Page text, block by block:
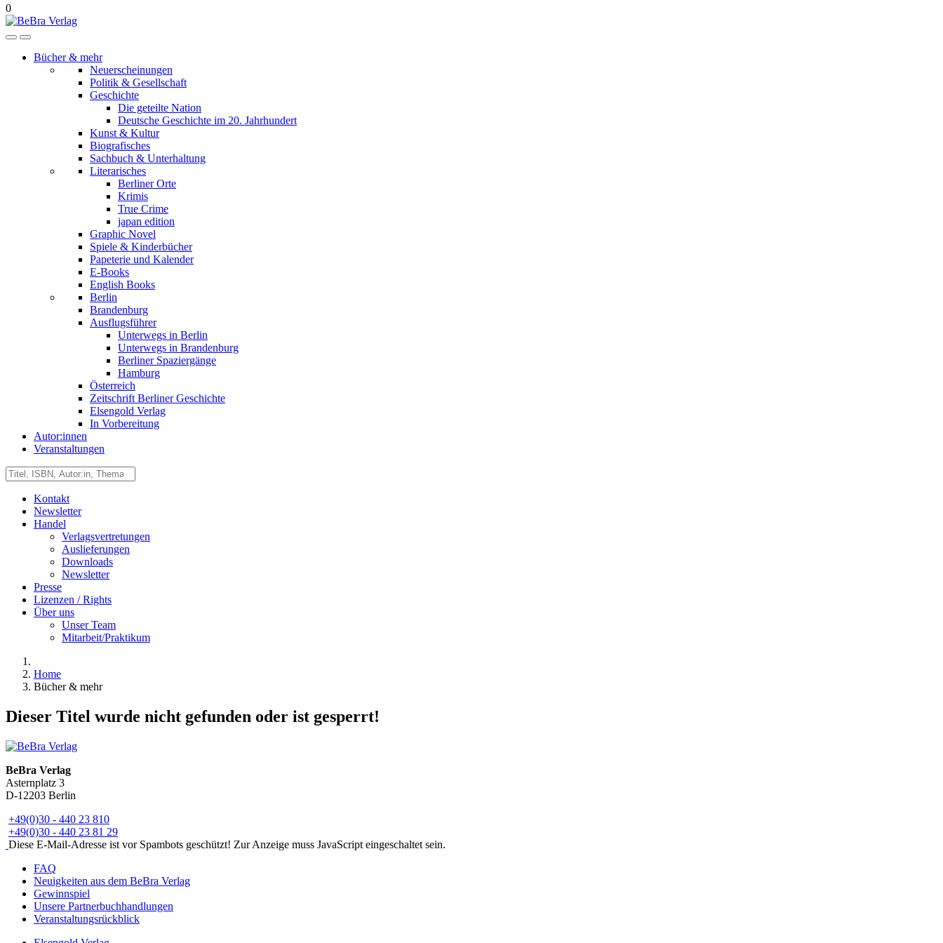
0
Bücher & mehr
Neuerscheinungen
Politik & Gesellschaft
Geschichte
Die geteilte Nation
Deutsche Geschichte im 20. Jahrhundert
Kunst & Kultur
Biografisches
Sachbuch & Unterhaltung
Literarisches
Berliner Orte
Krimis
True Crime
japan edition
Graphic Novel
Spiele & Kinderbücher
Papeterie und Kalender
E-Books
English Books
Berlin
Brandenburg
Ausflugsführer
Unterwegs in Berlin
Unterwegs in Brandenburg
Berliner Spaziergänge
Hamburg
Österreich
Zeitschrift Berliner Geschichte
Elsengold Verlag
In Vorbereitung
Autor:innen
Veranstaltungen
Kontakt
Newsletter
Handel
Verlagsvertretungen
Auslieferungen
Downloads
Newsletter
Presse
Lizenzen / Rights
Über uns
Unser Team
Mitarbeit/Praktikum
Home
Bücher & mehr
Dieser Titel wurde nicht gefunden oder ist gesperrt!
BeBra Verlag
Asternplatz 3
D-12203 Berlin
+49(0)30 - 440 23 810
+49(0)30 - 440 23 81 29
Diese E-Mail-Adresse ist vor Spambots geschützt! Zur Anzeige muss JavaScript eingeschaltet sein.
FAQ
Neuigkeiten aus dem BeBra Verlag
Gewinnspiel
Unsere Partnerbuchhandlungen
Veranstaltungsrückblick